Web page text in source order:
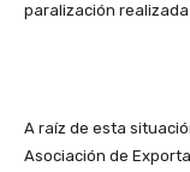
paralización
A raíz de esta
Asociación de